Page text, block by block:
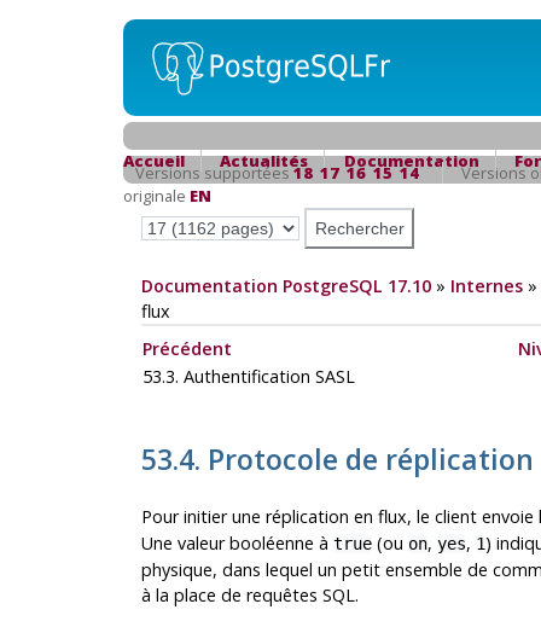
Accueil Actualités Documentation
Versions supportées18 17 16 15 14
Versions
originale EN
Documentation PostgreSQL 17.10» Internes»
flux
Précédent
53.3. Authentification SASL
53.4. Protocole de
Pour initier une réplication en flux, le client
Une valeur booléenne à true(ou on, yes, 1)
physique, dans lequel un petit ensemble de
à la place de requêtes SQL.